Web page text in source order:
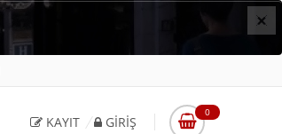
×
KAYIT GIRIŞ
0